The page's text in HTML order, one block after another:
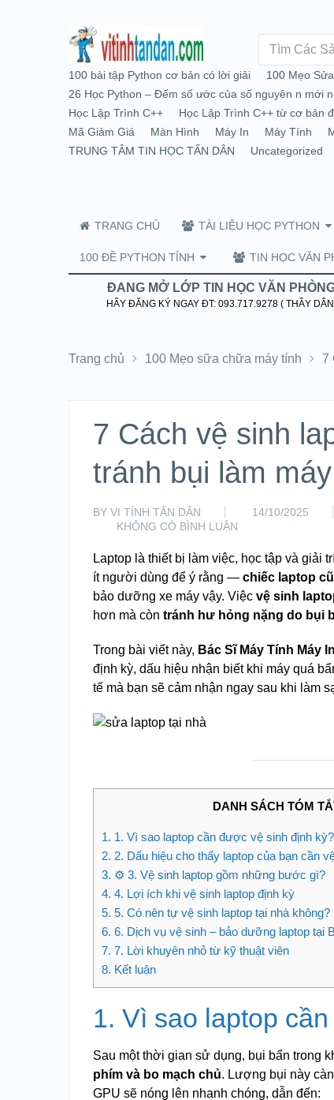
100 bài tập Python cơ bản có lời giải 100 Mẹo
26 Học Python – Đếm số ước của số nguyên n mới
Học Lập Trình C++
Học Lập Trình C++ từ cơ bản
Mã Giảm Giá
Màn Hình Máy In Máy Tính
TRUNG TÂM TIN HỌC TẤN DÂN
Uncategorized
TRANG CHỦ TÀI LIỆU HỌC PYTHON
100 ĐỀ PYTHON TỈNH TIN HỌC VĂN
ĐANG MỞ LỚP TIN HỌC VĂN
HÃY ĐĂNG KÝ NGAY ĐT: 093.717.9278 ( THẦY
Trang chủ 100 Mẹo sữa chữa máy tính 7
7 Cách vệ sinh
tránh bụi làm
BY VI TÍNH TẤN DÂN 14/10/2025
KHÔNG CÓ BÌNH LUẬN
Laptop là thiết bị làm việc, học tập và giải
ít người dùng để ý rằng — chiếc laptop
bảo dưỡng xe máy vậy. Việc vệ sinh
hơn mà còn tránh hư hỏng nặng do bụi
Trong bài viết này, Bác Sĩ Máy Tính Máy In
định kỳ, dấu hiệu nhận biết khi máy quá
tế mà bạn sẽ cảm nhận ngay sau khi làm
DANH SÁCH TÓM
1. 1. Vì sao laptop cần được vệ sinh định kỳ?
2. 2. Dấu hiệu cho thấy laptop của bạn cần
3. ⚙️ 3. Vệ sinh laptop gồm những bước gì?
4. 4. Lợi ích khi vệ sinh laptop định kỳ
5. 5. Có nên tự vệ sinh laptop tại nhà không?
6. 6. Dịch vụ vệ sinh – bảo dưỡng laptop tại
7. 7. Lời khuyên nhỏ từ kỹ thuật viên
8. Kết luận
1. Vì sao laptop
Sau một thời gian sử dụng, bụi bẩn trong
phím và bo mạch chủ. Lượng bụi này
GPU sẽ nóng lên nhanh chóng, dẫn đến: